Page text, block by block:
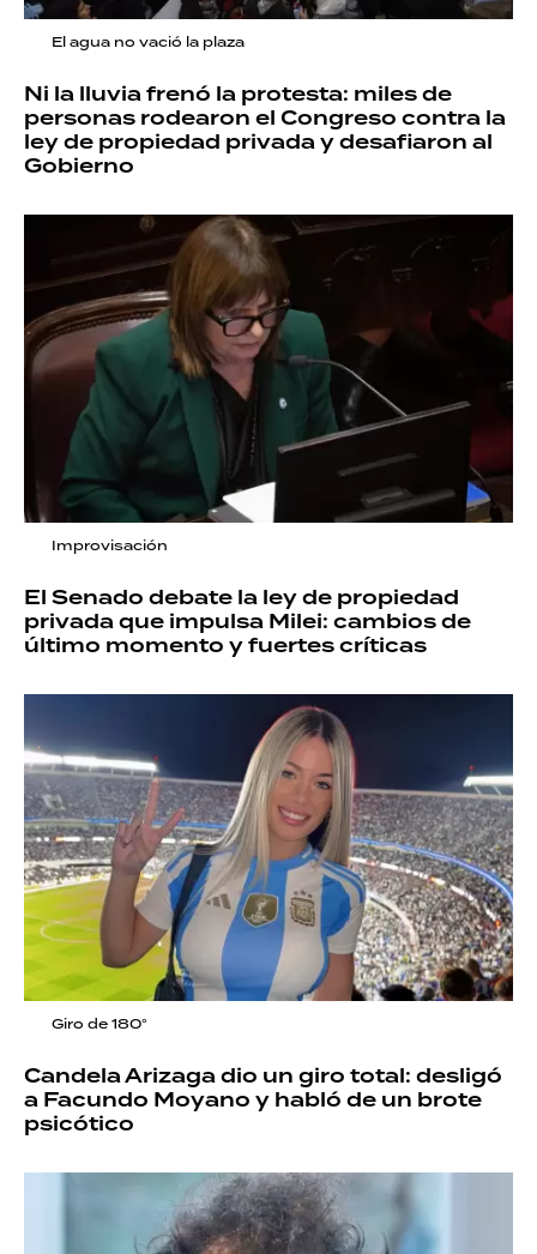
El agua no vació la plaza
Ni la lluvia frenó la protesta: miles de
personas rodearon el Congreso contra la
ley de propiedad privada y desafiaron al
Gobierno
Improvisación
El Senado debate la ley de propiedad
privada que impulsa Milei: cambios de
último momento y fuertes críticas
Giro de 180°
Candela Arizaga dio un giro total: desligó
a Facundo Moyano y habló de un brote
psicótico